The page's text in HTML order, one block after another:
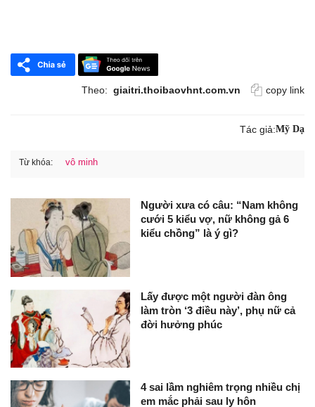
Theo: giaitri.thoibaovhnt.com.vn copy link
Tác giả:Mỹ Dạ
Từ khóa: vô minh
Người xưa có câu: “Nam không
cưới 5 kiểu vợ, nữ không gả 6
kiểu chồng” là ý gì?
Lấy được một người đàn ông
làm tròn ‘3 điều này’, phụ nữ cả
đời hưởng phúc
4 sai lầm nghiêm trọng nhiều chị
em mắc phải sau ly hôn